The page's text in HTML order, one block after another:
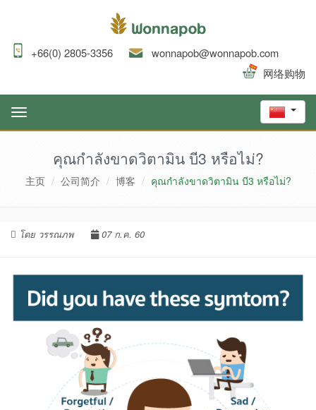
+66(0) 2805-3356
wonnapob@wonnapob.com
网络购物
Toggle
คุณกำลังขาดวิตามิน บี3 หรือไม่?
主页 公司简介 博客 คุณกำลังขาดวิตามิน บี3 หรือไม่?
โดย วรรณภพ 07 ก.ค. 60